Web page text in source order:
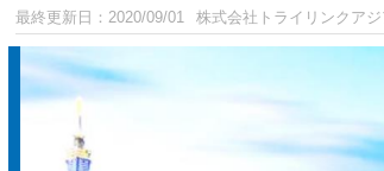
最終更新日： 2020/09/01 株式会社トライリンクアジ